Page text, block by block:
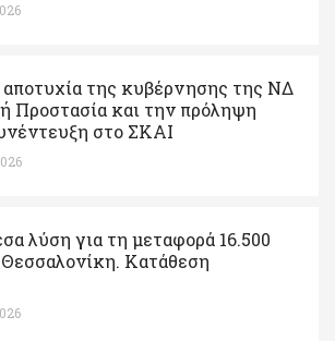
αποτυχία της κυβέρνησης της ΝΔ
Προστασία και την πρόληψη
στο ΣΚΑΙ
λύση για τη μεταφορά 16.500
Κατάθεση